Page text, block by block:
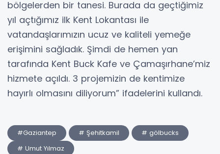
bölgelerden bir tanesi. Burada da geçtiğimiz
yıl açtığımız ilk Kent Lokantası ile
vatandaşlarımızın ucuz ve kaliteli yemeğe
erişimini sağladık. Şimdi de hemen yan
tarafında Kent Buck Kafe ve Çamaşırhane’miz
hizmete açıldı. 3 projemizin de kentimize
hayırlı olmasını diliyorum” ifadelerini kullandı.
#Gaziantep # Şehitkamil
# gölbucks
# Umut Yılmaz